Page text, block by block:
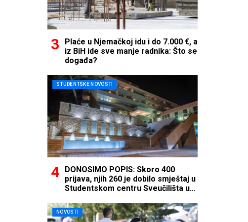
Plaće u Njemačkoj idu i do 7.000 €, a
iz BiH ide sve manje radnika: Što se
događa?
STUDENTSKE NOVOSTI
DONOSIMO POPIS: Skoro 400
prijava, njih 260 je dobilo smještaj u
Studentskom centru Sveučilišta u
NOVOSTI